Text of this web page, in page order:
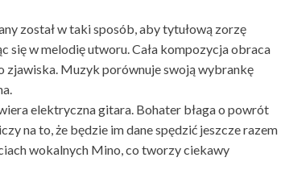
został w taki sposób, aby tytułową zorzę
się w melodię utworu. Cała kompozycja obraca
zjawiska. Muzyk porównuje swoją wybrankę
elektryczna gitara. Bohater błaga o powrót
na to, że będzie im dane spędzić jeszcze razem
wokalnych Mino, co tworzy ciekawy